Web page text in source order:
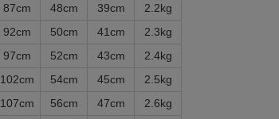
87cm 48cm 39cm
2.2kg
92cm 50cm 41cm
2.3kg
97cm 52cm 43cm
2.4kg
102cm 54cm 45cm
2.5kg
107cm 56cm 47cm
2.6kg